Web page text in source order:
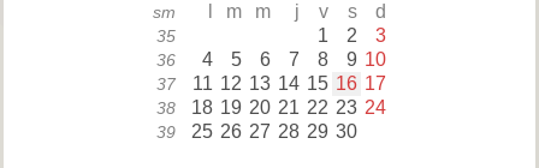
sm m m j v s d
35 1 2 3
36 4 5 6 7 8 9 10
37 11 12 13 14 15 16 17
38 18 19 20 21 22 23 24
39 25 26 27 28 29 30